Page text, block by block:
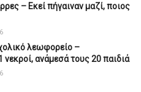
– Εκεί πήγαιναν μαζί, ποιος
λεωφορείο –
νεκροί, ανάμεσά τους 20 παιδιά